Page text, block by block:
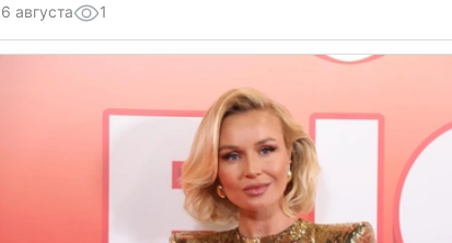
6 августа 1